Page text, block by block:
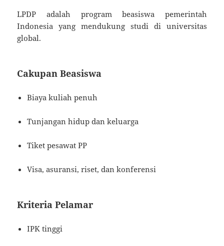
LPDP adalah program beasiswa pemerintah
Indonesia yang mendukung studi di universitas
global.
Cakupan Beasiswa
Biaya kuliah penuh
Tunjangan hidup dan keluarga
Tiket pesawat PP
Visa, asuransi, riset, dan konferensi
Kriteria Pelamar
IPK tinggi